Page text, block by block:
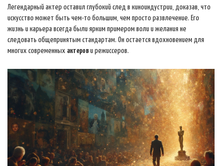
Легендарный актер оставил глубокий след в киноиндустрии, доказав, что
искусство может быть чем-то большим, чем просто развлечение. Его
жизнь и карьера всегда были ярким примером воли и желания не
следовать общепринятым стандартам. Он остается вдохновением для
многих современных актеров и режиссеров.